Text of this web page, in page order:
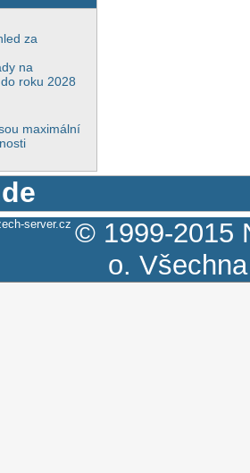
za
na
roku 2028
maximální
server.cz © 1999-2015
o.